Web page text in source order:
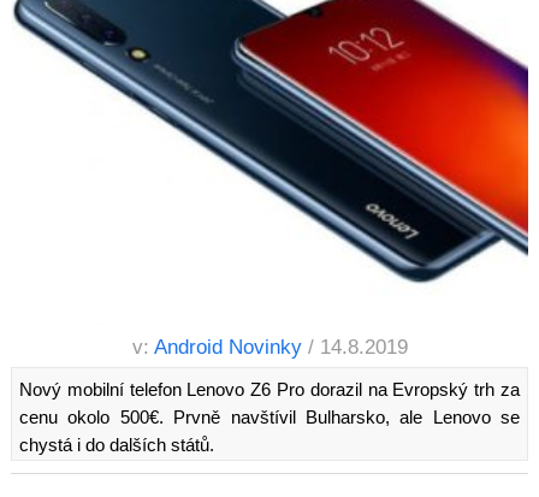
v: Android Novinky / 14.8.2019
Nový mobilní telefon Lenovo Z6 Pro dorazil na Evropský trh za
cenu okolo 500€. Prvně navštívil Bulharsko, ale Lenovo se
chystá i do dalších států.